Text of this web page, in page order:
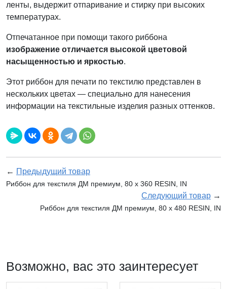
ленты, выдержит отпаривание и стирку при высоких
температурах.
Отпечатанное при помощи такого риббона
изображение отличается высокой цветовой
насыщенностью и яркостью.
Этот риббон для печати по текстилю представлен в
нескольких цветах — специально для нанесения
информации на текстильные изделия разных оттенков.
← Предыдущий товар
Риббон для текстиля ДМ премиум, 80 х 360 RESIN, IN
Следующий товар →
Риббон для текстиля ДМ премиум, 80 х 480 RESIN, IN
Возможно, вас это заинтересует